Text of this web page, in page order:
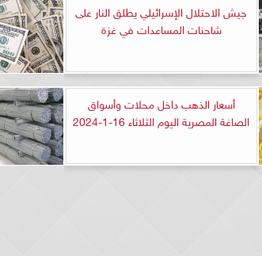
جيش الاحتلال الإسرائيلي يطلق النار على
شاحنات المساعدات في غزة
أسعار الذهب داخل محلات وأسواق
الصاغة المصرية اليوم الثلاثاء 16-1-2024